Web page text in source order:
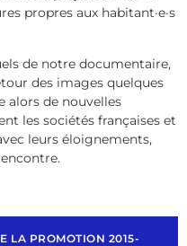
propres aux habitant·e·s
de notre documentaire,
des images quelques
alors de nouvelles
les sociétés françaises et
leurs éloignements,
LA PROMOTION 2015-